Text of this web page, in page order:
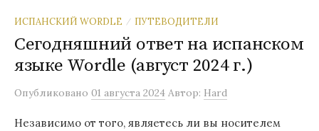
ИСПАНСКИЙ WORDLE / ПУТЕВОДИТЕЛИ
Сегодняшний ответ на испанском
языке Wordle (август 2024 г.)
Опубликовано 01 августа 2024 Автор: Hard
Независимо от того, являетесь ли вы носителем